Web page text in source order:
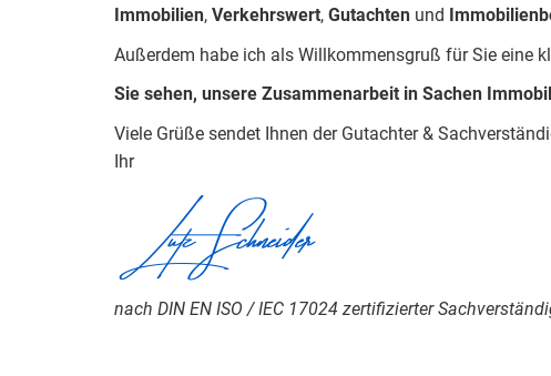
Immobilien, Verkehrswert, Gutachten und
Außerdem habe ich als Willkommensgruß für Sie eine
Sie sehen, unsere Zusammenarbeit in Sachen
Viele Grüße sendet Ihnen der Gutachter &
Ihr
Lutz Schneider
nach DIN EN ISO / IEC 17024 zertifizierter